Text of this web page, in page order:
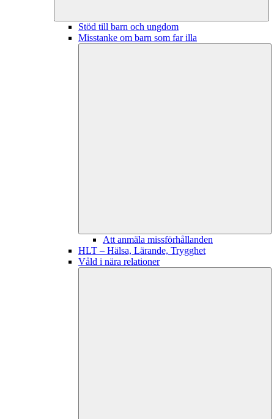
Stöd till barn och ungdom
Misstanke om barn som far illa
Att anmäla missförhållanden
HLT – Hälsa, Lärande, Trygghet
Våld i nära relationer